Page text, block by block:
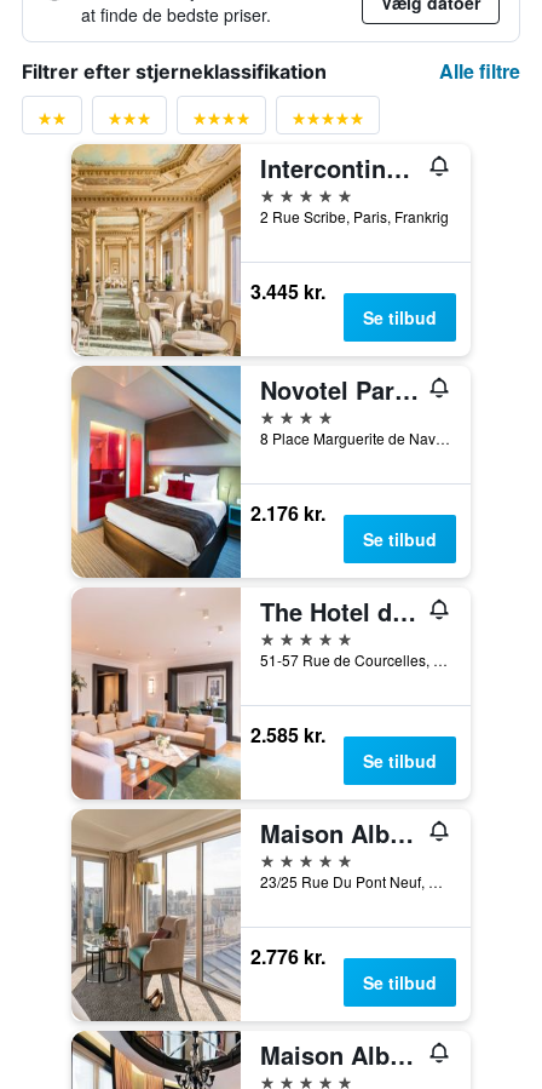
at finde de bedste priser.
Filtrer efter stjerneklassifikation Alle filtre
Intercontinental Hotels Paris - Le Grand By IHG
5 stjerner
2 Rue Scribe, Paris, Frankrig
3.445 kr.
Se tilbud
Novotel Paris Les Halles
4 stjerner
8 Place Marguerite de Navarre, Paris, Frankrig
2.176 kr.
Se tilbud
The Hotel du Collectionneur Arc de Triomphe Paris
5 stjerner
51-57 Rue de Courcelles, Paris, Frankrig
2.585 kr.
Se tilbud
Maison Albar Hotels Le Pont-Neuf
5 stjerner
23/25 Rue Du Pont Neuf, Paris, Frankrig
2.776 kr.
Se tilbud
Maison Albar - Le Diamond
5 stjerner